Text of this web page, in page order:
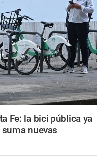
Fe: la bici pública ya
nuevas